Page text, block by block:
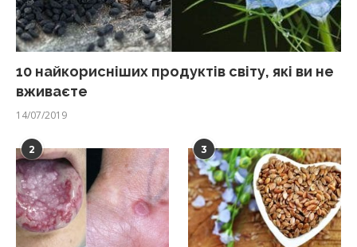
10 найкорисніших продуктів світу, які ви не
вживаєте
14/07/2019
2 3